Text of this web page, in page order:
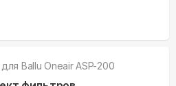
Ballu Oneair ASP-200